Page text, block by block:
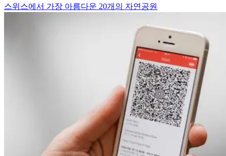
스위스에서 가장 아름다운 20개의 자연공원